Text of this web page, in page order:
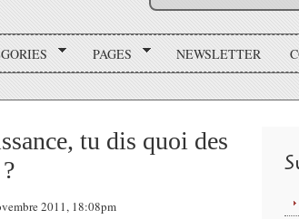
PAGES NEWSLETTER
tu dis quoi des
2011, 18:08pm